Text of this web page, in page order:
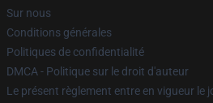
Sur nous
Conditions générales
Politiques de confidentialité
DMCA - Politique sur le droit d'auteur
Le présent règlement entre en vigueur le